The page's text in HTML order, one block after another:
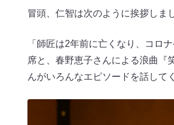
冒頭、仁智は次のように挨拶しま
「師匠は2年前に亡くなり、コロ
席と、春野恵子さんによる浪曲『
んがいろんなエピソードを話して